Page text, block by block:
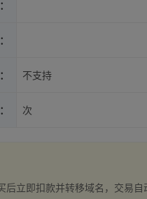
不支持
次
后立即扣款并转移域名，交易